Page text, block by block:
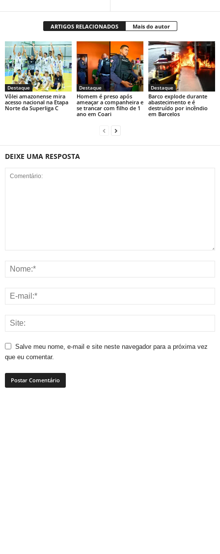
ARTIGOS RELACIONADOS Mais do autor
Destaque
Vôlei amazonense mira
acesso nacional na Etapa
Norte da Superliga C
Destaque
Homem é preso após
ameaçar a companheira e
se trancar com filho de 1
ano em Coari
Destaque
Barco explode durante
abastecimento e é
destruído por incêndio
em Barcelos
DEIXE UMA RESPOSTA
Salve meu nome, e-mail e site neste navegador para a próxima vez
que eu comentar.